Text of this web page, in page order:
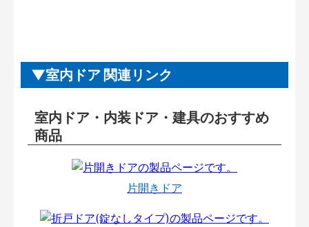
室内ドア 関連リンク
室内ドア・内装ドア・建具のおすすめ
商品
片開きドア